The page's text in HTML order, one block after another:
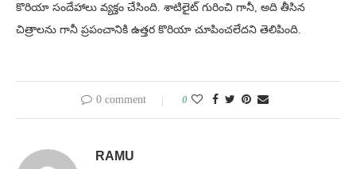
కొరియా సందేహాలు వ్యక్తం చేసింది. శాటిలైట్ గురించి గానీ, అది తీసిన
చిత్రాలను గానీ ప్రపంచానికి ఉత్తర కొరియా చూపించలేదని తెలిపింది.
0 comment 0
RAMU